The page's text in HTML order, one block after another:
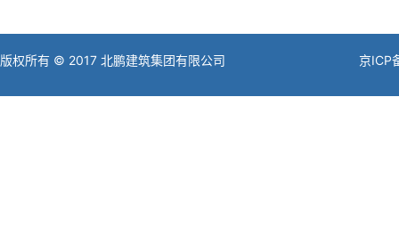
版权所有 © 2017 北鹏建筑集团有限公司 京ICP